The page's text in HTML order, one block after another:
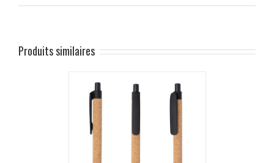
Produits similaires